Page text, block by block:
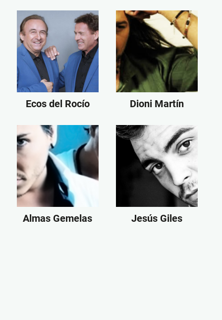
Ecos del Rocío Dioni Martín
Almas Gemelas Jesús Giles